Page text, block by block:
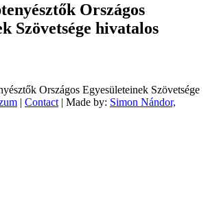
Országos
Szövetsége hivatalos
Országos Egyesületeinek Szövetsége
| Contact | Made by: Simon Nándor,